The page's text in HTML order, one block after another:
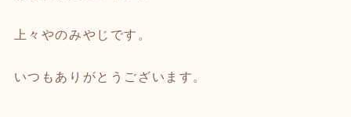
上々やのみやじです。
いつもありがとうございます。